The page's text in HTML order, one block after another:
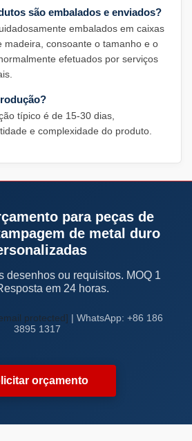
são embalados e enviados?
embalados em caixas
madeira, consoante o tamanho e o
efetuados por serviços
típico é de 15-30 dias,
e complexidade do produto.
para peças de
de metal duro
desenhos ou requisitos. MOQ 1
em 24 horas.
protected] | WhatsApp: +86 186
3895 1317
orçamento